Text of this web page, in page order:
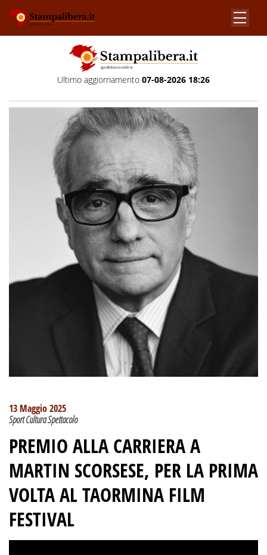
Ultimo aggiornamento 07-08-2026 18:26
13 Maggio 2025
Sport Cultura Spettacolo
PREMIO ALLA CARRIERA A
MARTIN SCORSESE, PER LA PRIMA
VOLTA AL TAORMINA FILM
FESTIVAL